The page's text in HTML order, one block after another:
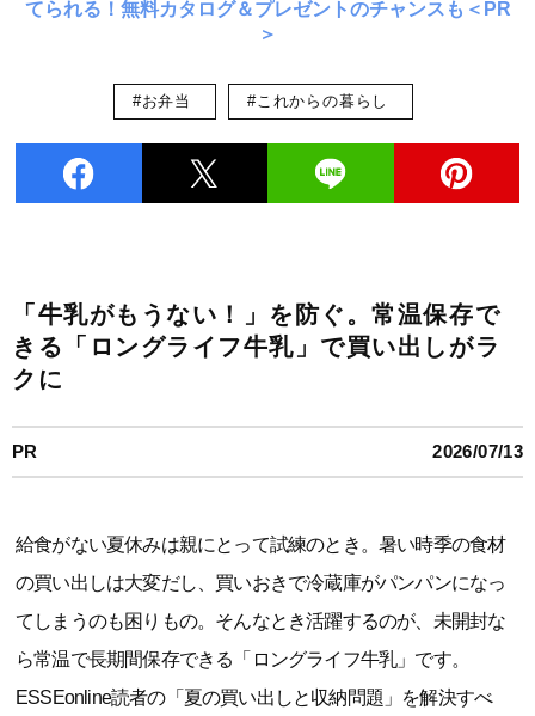
てられる！無料カタログ＆プレゼントのチャンスも＜PR
＞
#お弁当 #これからの暮らし
「牛乳がもうない！」を防ぐ。常温保存で
きる「ロングライフ牛乳」で買い出しがラ
クに
PR 2026/07/13
給食がない夏休みは親にとって試練のとき。暑い時季の食材
の買い出しは大変だし、買いおきで冷蔵庫がパンパンになっ
てしまうのも困りもの。そんなとき活躍するのが、未開封な
ら常温で長期間保存できる「ロングライフ牛乳」です。
ESSEonline読者の「夏の買い出しと収納問題」を解決すべ